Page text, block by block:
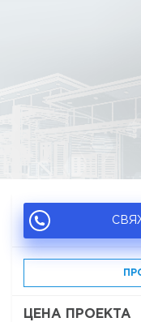
ЦЕНА ПРОЕКТА